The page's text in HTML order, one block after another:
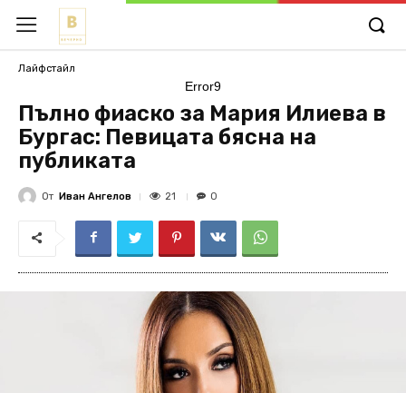
Лайфстайл
Error9
Пълно фиаско за Мария Илиева в
Бургас: Певицата бясна на
публиката
От Иван Ангелов 21 0